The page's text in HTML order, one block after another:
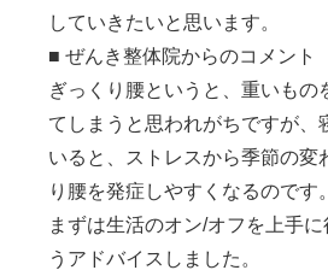
していきたいと思います。
■ ぜんき整体院からのコメント
ぎっくり腰というと、重いもの
てしまうと思われがちですが、
いると、ストレスから季節の変
り腰を発症しやすくなるのです。
まずは生活のオン/オフを上手
うアドバイスしました。